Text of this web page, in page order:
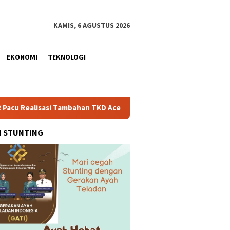
KAMIS, 6 AGUSTUS 2026
EKONOMI TEKNOLOGI
Tambahan TKD Aceh Rp1,65 Triliun, Pastikan Transparan dan
STUNTING